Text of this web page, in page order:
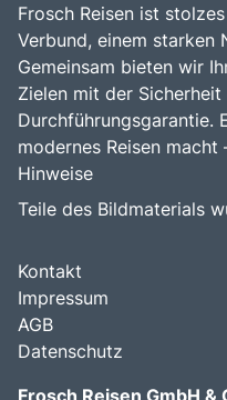
Frosch Reisen ist
Verbund, einem starken
Gemeinsam bieten wir
Zielen mit der Sicherheit
Durchführungsgarantie.
modernes Reisen macht
Hinweise
Teile des Bildmaterials
Kontakt
Impressum
AGB
Datenschutz
Frosch Reisen GmbH &